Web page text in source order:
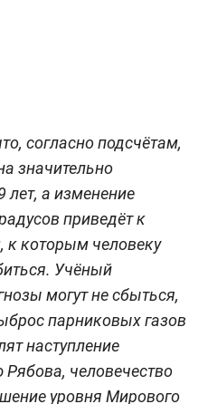
согласно подсчётам,
значительно
лет, а изменение
приведёт к
которым человеку
Учёный
могут не сбыться,
парниковых газов
наступление
человечество
уровня Мирового